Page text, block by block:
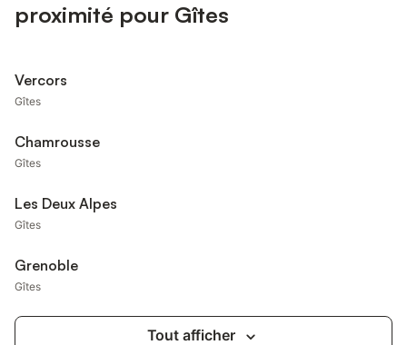
proximité pour Gîtes
Vercors
Gîtes
Chamrousse
Gîtes
Les Deux Alpes
Gîtes
Grenoble
Gîtes
Tout afficher